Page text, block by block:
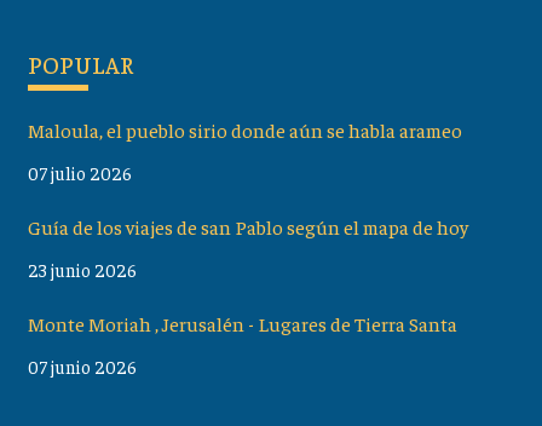
POPULAR
Maloula, el pueblo sirio donde aún se habla arameo
07 julio 2026
Guía de los viajes de san Pablo según el mapa de hoy
23 junio 2026
Monte Moriah , Jerusalén - Lugares de Tierra Santa
07 junio 2026